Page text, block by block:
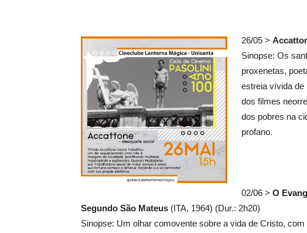
26/05 >
Sinopse: Os
proxenetas,
estreia vívida de
dos filmes
dos pobres na
profano.
02/06 > O
Segundo São Mateus (ITA, 1964) (Dur.: 2h20)
Sinopse: Um olhar comovente sobre a vida de Cristo, com